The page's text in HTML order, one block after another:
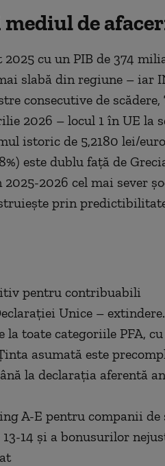
de
2025 cu un PIB de 374
slabă din regiune – iar
consecutive de scădere,
2026 – locul 1 în UE la
istoric de 5,2180 lei/
este dublu față de
2026 cel mai sever
prin
pentru contribuabili
Unice –
la toate categoriile PFA,
asumată este
la declarația aferentă
A-E pentru companii
14 și a bonusurilor